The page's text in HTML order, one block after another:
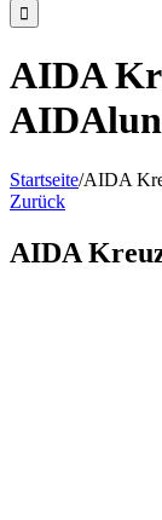
AIDA
Startseite/AIDA
Zurück
AIDA